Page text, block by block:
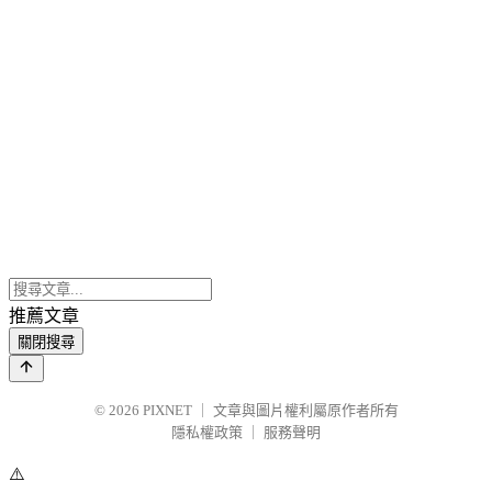
推薦文章
關閉搜尋
© 2026 PIXNET
文章與圖片權利屬原作者所有
隱私權政策
服務聲明
⚠️